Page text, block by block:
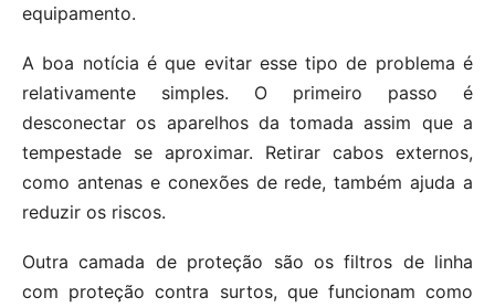
equipamento.
A boa notícia é que evitar esse tipo de problema é
relativamente simples. O primeiro passo é
desconectar os aparelhos da tomada assim que a
tempestade se aproximar. Retirar cabos externos,
como antenas e conexões de rede, também ajuda a
reduzir os riscos.
Outra camada de proteção são os filtros de linha
com proteção contra surtos, que funcionam como